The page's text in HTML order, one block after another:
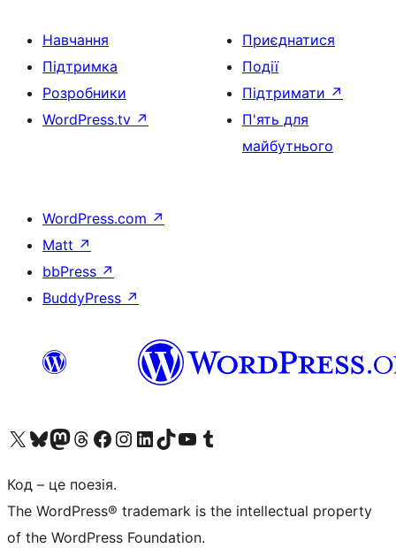
Навчання
Підтримка
Розробники
WordPress.tv ↗
Приєднатися
Події
Підтримати ↗
П'ять для
майбутнього
WordPress.com ↗
Matt ↗
bbPress ↗
BuddyPress ↗
Visit our X (formerly Twitter) account
Visit our Bluesky account
Завітайте до нашої стрічки в Mastodon
Visit our Threads account
Завітайте на нашу сторінку в Facebook
Visit our Instagram account
Visit our LinkedIn account
Visit our TikTok account
Visit our YouTube channel
Visit our Tumblr account
Код – це поезія.
The WordPress® trademark is the intellectual property
of the WordPress Foundation.